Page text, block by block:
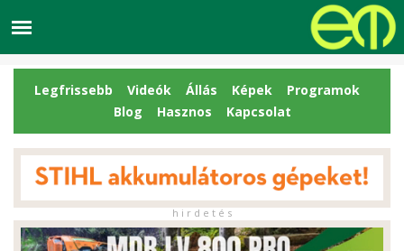
Legfrissebb Videók Állás Képek
Programok
Blog
Hasznos Kapcsolat
h i r d e t é s